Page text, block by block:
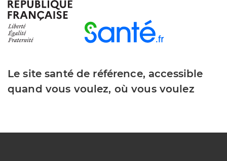
Le site santé de référence, accessible
quand vous voulez, où vous voulez